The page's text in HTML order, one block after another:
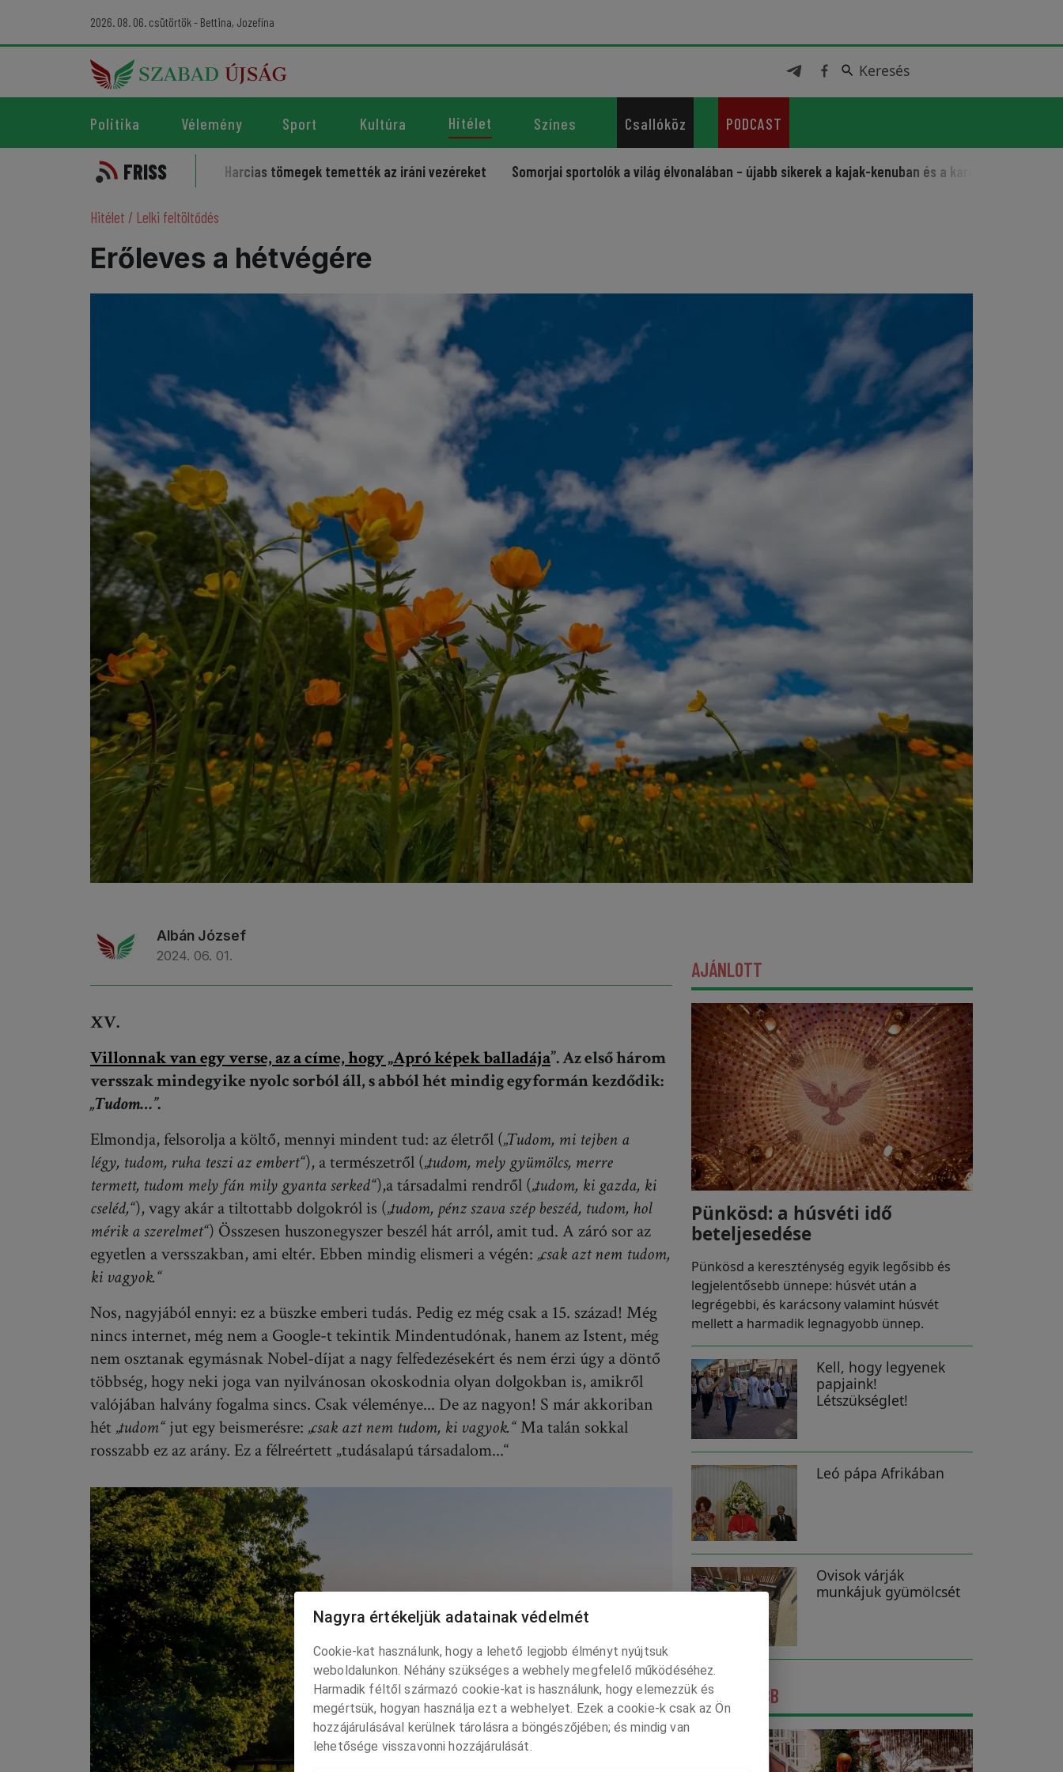
2026. 08. 06. csütörtök - Bettina, Jozefína
Keresés
Politika Vélemény Sport Kultúra Hitélet Színes Csallóköz PODCAST
FRISS
kísérti a sportot Harcias tömegek temették az iráni vezéreket Somorjai sportolók a világ élvonalában – újabb sikerek a kajak-kenuban és a karatéban
Hitélet / Lelki feltöltődés
Erőleves a hétvégére
Albán József
2024. 06. 01.
XV.
Villonnak van egy verse, az a címe, hogy „Apró képek balladája”. Az első három
versszak mindegyike nyolc sorból áll, s abból hét mindig egyformán kezdődik:
„Tudom…”.
Elmondja, felsorolja a költő, mennyi mindent tud: az életről („Tudom, mi tejben a
légy, tudom, ruha teszi az embert“), a természetről („tudom, mely gyümölcs, merre
termett, tudom mely fán mily gyanta serked“),a társadalmi rendről („tudom, ki gazda, ki
cseléd,“), vagy akár a tiltottabb dolgokról is („tudom, pénz szava szép beszéd, tudom, hol
mérik a szerelmet“) Összesen huszonegyszer beszél hát arról, amit tud. A záró sor az
egyetlen a versszakban, ami eltér. Ebben mindig elismeri a végén: „csak azt nem tudom,
ki vagyok.“
Nos, nagyjából ennyi: ez a büszke emberi tudás. Pedig ez még csak a 15. század! Még
nincs internet, még nem a Google-t tekintik Mindentudónak, hanem az Istent, még
nem osztanak egymásnak Nobel-díjat a nagy felfedezésekért és nem érzi úgy a döntő
többség, hogy neki joga van nyilvánosan okoskodnia olyan dolgokban is, amikről
valójában halvány fogalma sincs. Csak véleménye... De az nagyon! S már akkoriban
hét „tudom“jut egy beismerésre: „csak azt nem tudom, ki vagyok.“Ma talán sokkal
rosszabb ez az arány. Ez a félreértett „tudásalapú társadalom...“
AJÁNLOTT
Pünkösd: a húsvéti idő
beteljesedése
Pünkösd a kereszténység egyik legősibb és
legjelentősebb ünnepe: húsvét után a
legrégebbi, és karácsony valamint húsvét
mellett a harmadik legnagyobb ünnep.
Kell, hogy legyenek
papjaink!
Létszükséglet!
Leó pápa Afrikában
Ovisok várják
munkájuk gyümölcsét
LEGFRISSEBB
Nagyra értékeljük adatainak védelmét
Cookie-kat használunk, hogy a lehető legjobb élményt nyújtsuk
weboldalunkon. Néhány szükséges a webhely megfelelő működéséhez.
Harmadik féltől származó cookie-kat is használunk, hogy elemezzük és
megértsük, hogyan használja ezt a webhelyet. Ezek a cookie-k csak az Ön
hozzájárulásával kerülnek tárolásra a böngészőjében; és mindig van
lehetősége visszavonni hozzájárulását.